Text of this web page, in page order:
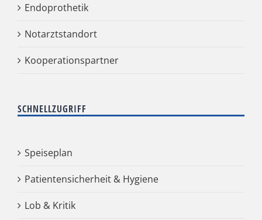
Endoprothetik
Notarztstandort
Kooperationspartner
SCHNELLZUGRIFF
Speiseplan
Patientensicherheit & Hygiene
Lob & Kritik